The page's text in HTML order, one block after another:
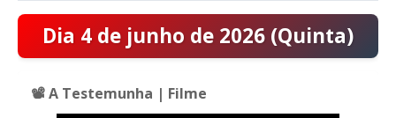
Dia 4 de junho de 2026 (Quinta)
📽️ A Testemunha | Filme